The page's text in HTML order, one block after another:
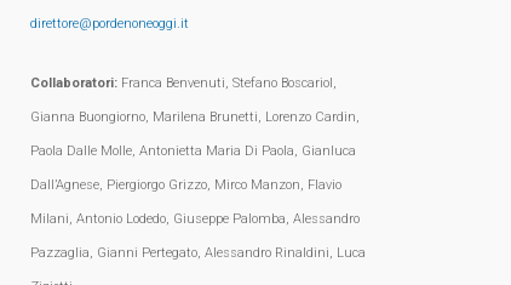
direttore@pordenoneoggi.it
Collaboratori:Franca Benvenuti, Stefano Boscariol,
Gianna Buongiorno, Marilena Brunetti, Lorenzo Cardin,
Paola Dalle Molle, Antonietta Maria Di Paola, Gianluca
Dall’Agnese, Piergiorgo Grizzo, Mirco Manzon, Flavio
Milani, Antonio Lodedo, Giuseppe Palomba, Alessandro
Pazzaglia, Gianni Pertegato, Alessandro Rinaldini, Luca